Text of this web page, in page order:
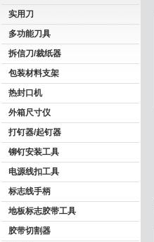
实用刀
多功能刀具
拆信刀/裁纸器
包装材料支架
热封口机
外箱尺寸仪
打钉器/起钉器
铆钉安装工具
电源线扣工具
标志线手柄
地板标志胶带工具
胶带切割器